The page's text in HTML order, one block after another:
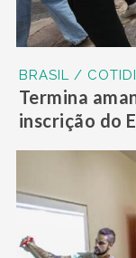
BRASIL /
Termina
inscrição do